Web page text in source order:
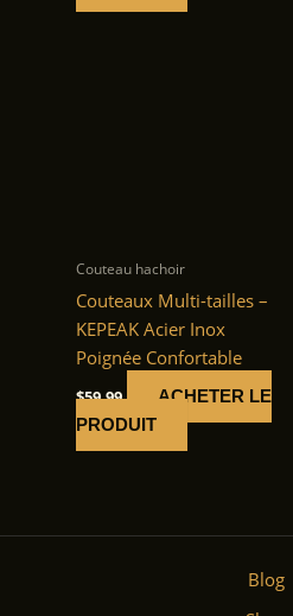
Couteau hachoir
Couteaux Multi-tailles –
KEPEAK Acier Inox
Poignée Confortable
$59.99
ACHETER LE
PRODUIT
Blog